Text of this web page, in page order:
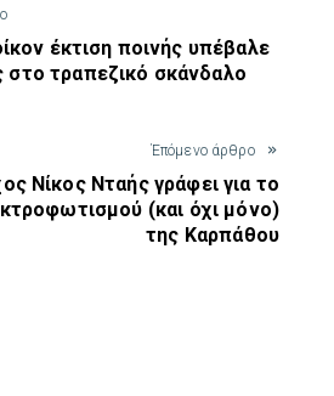
έκτιση ποινής υπέβαλε
στο τραπεζικό σκάνδαλο
Έπόμενο άρθρο
Νίκος Νταής γράφει για το
(και όχι μόνο)
της Καρπάθου